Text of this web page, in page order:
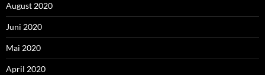
August 2020
Juni 2020
Mai 2020
April 2020